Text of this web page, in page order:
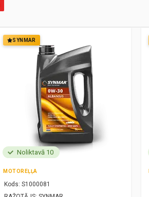
SYNMAR
Noliktavā 10
MOTOREĻĻA
Kods: S1000081